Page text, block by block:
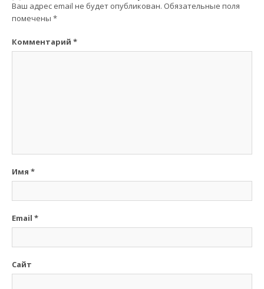
Ваш адрес email не будет опубликован. Обязательные поля
помечены *
Комментарий *
Имя *
Email *
Сайт